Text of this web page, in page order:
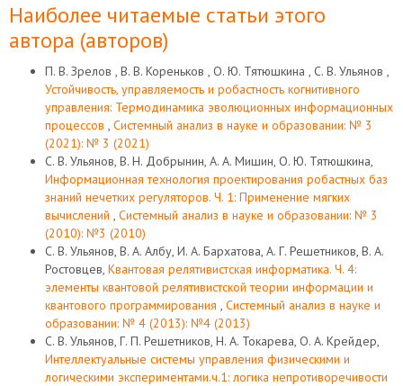
Наиболее читаемые статьи этого
автора (авторов)
П. В. Зрелов , В. В. Кореньков , О. Ю. Тятюшкина , С. В. Ульянов ,
Устойчивость, управляемость и робастность когнитивного
управления: Термодинамика эволюционных информационных
процессов , Системный анализ в науке и образовании: № 3
(2021): № 3 (2021)
С. В. Ульянов, В. Н. Добрынин, А. А. Мишин, О. Ю. Тятюшкина,
Информационная технология проектирования робастных баз
знаний нечетких регуляторов. Ч. 1: Применение мягких
вычислений , Системный анализ в науке и образовании: № 3
(2010): №3 (2010)
С. В. Ульянов, В. А. Албу, И. А. Бархатова, А. Г. Решетников, В. А.
Ростовцев, Квантовая релятивистская информатика. Ч. 4:
элементы квантовой релятивистской теории информации и
квантового программирования , Системный анализ в науке и
образовании: № 4 (2013): №4 (2013)
С. В. Ульянов, Г. П. Решетников, Н. А. Токарева, О. А. Крейдер,
Интеллектуальные системы управления физическими и
логическими экспериментами.ч.1: логика непротиворечивости